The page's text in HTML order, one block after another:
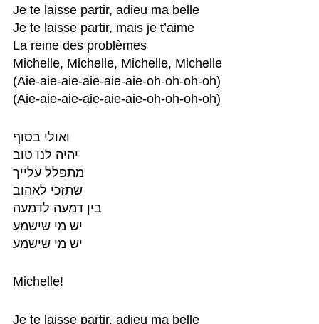
Je te laisse partir, adieu ma belle
Je te laisse partir, mais je t’aime
La reine des problèmes
Michelle, Michelle, Michelle, Michelle
(Aie-aie-aie-aie-aie-aie-oh-oh-oh-oh)
(Aie-aie-aie-aie-aie-aie-oh-oh-oh-oh)
ואולי בסוף
יהיה לנו טוב
מתפלל עלייך
שתזכי לאהוב
בין דמעה לדמעה
יש מי שישמע
יש מי שישמע
Michelle!
Je te laisse partir, adieu ma belle